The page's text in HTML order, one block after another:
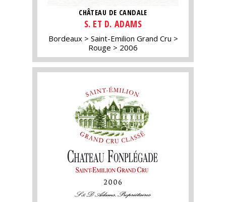
CHÂTEAU DE CANDALE
S. ET D. ADAMS
Bordeaux
Saint-Emilion Grand Cru
Rouge
2006